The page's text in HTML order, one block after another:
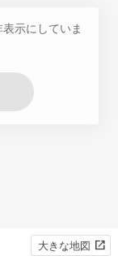
示にしていま
大きな地図